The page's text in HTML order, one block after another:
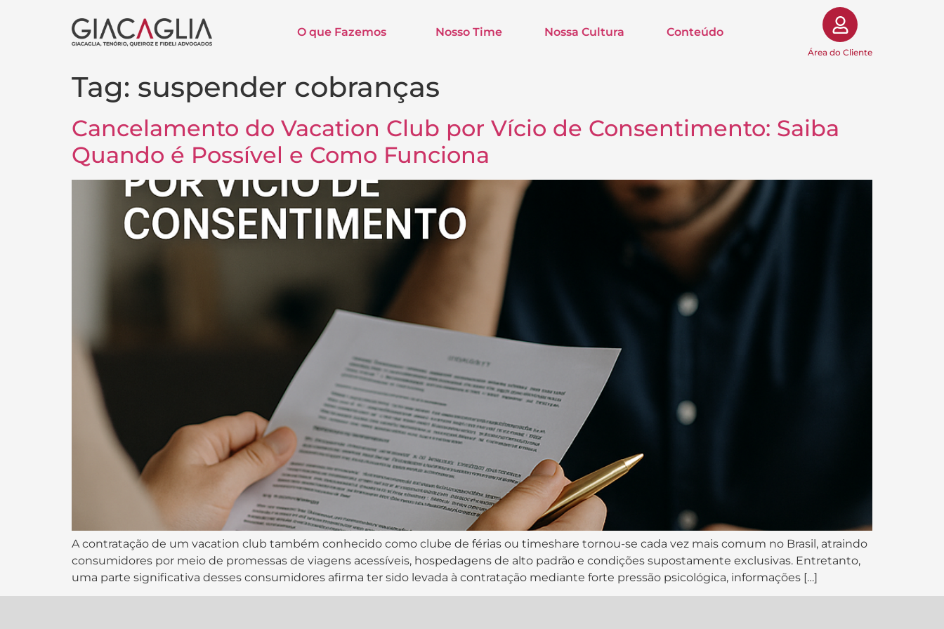
O que Fazemos Nosso Time Nossa Cultura Conteúdo
Área do Cliente
Tag: suspender cobranças
Cancelamento do Vacation Club por Vício de Consentimento: Saiba
Quando é Possível e Como Funciona
A contratação de um vacation club também conhecido como clube de férias ou timeshare tornou-se cada vez mais comum no Brasil, atraindo
consumidores por meio de promessas de viagens acessíveis, hospedagens de alto padrão e condições supostamente exclusivas. Entretanto,
uma parte significativa desses consumidores afirma ter sido levada à contratação mediante forte pressão psicológica, informações […]